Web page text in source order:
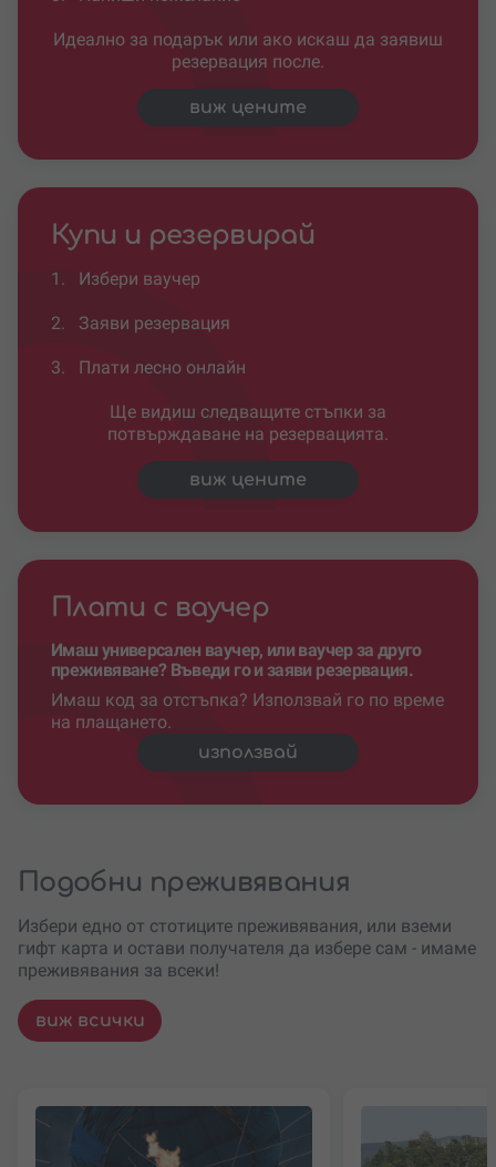
Идеално за подарък или ако искаш да заявиш
резервация после.
виж цените
Купи и резервирай
1. Избери ваучер
2. Заяви резервация
3. Плати лесно онлайн
Ще видиш следващите стъпки за
потвърждаване на резервацията.
виж цените
Плати с ваучер
Имаш универсален ваучер, или ваучер за друго
преживяване? Въведи го и заяви резервация.
Имаш код за отстъпка? Използвай го по време
на плащането.
използвай
Подобни преживявания
Избери едно от стотиците преживявания, или вземи
гифт карта и остави получателя да избере сам - имаме
преживявания за всеки!
виж всички